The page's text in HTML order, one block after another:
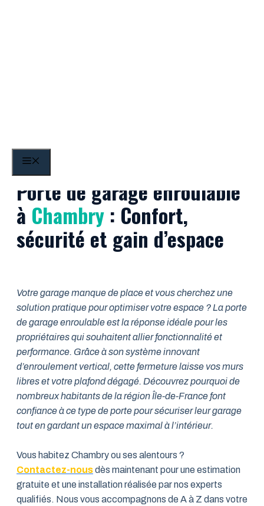
Porte de garage enroulable
à Chambry : Confort,
sécurité et gain d’espace
Votre garage manque de place et vous cherchez une
solution pratique pour optimiser votre espace ? La porte
de garage enroulable est la réponse idéale pour les
propriétaires qui souhaitent allier fonctionnalité et
performance. Grâce à son système innovant
d’enroulement vertical, cette fermeture laisse vos murs
libres et votre plafond dégagé. Découvrez pourquoi de
nombreux habitants de la région Île-de-France font
confiance à ce type de porte pour sécuriser leur garage
tout en gardant un espace maximal à l’intérieur.
Vous habitez Chambry ou ses alentours ?
Contactez-nousdès maintenant pour une estimation
gratuite et une installation réalisée par nos experts
qualifiés. Nous vous accompagnons de A à Z dans votre